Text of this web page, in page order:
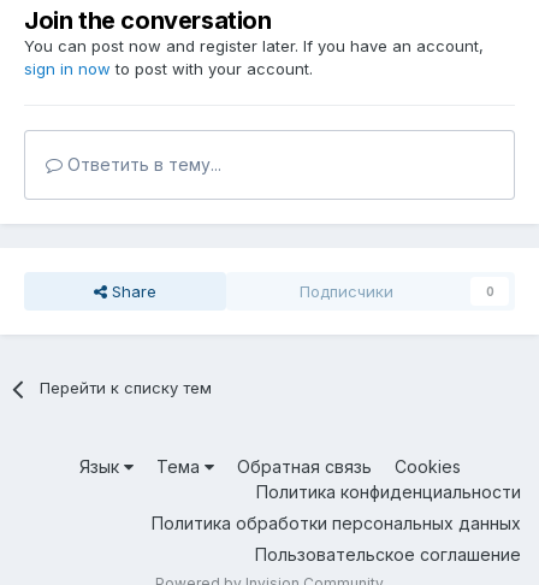
Join the conversation
You can post now and register later. If you have an account,
sign in now to post with your account.
Ответить в тему...
Share Подписчики 0
Перейти к списку тем
Язык Тема Обратная связь
Cookies
Политика конфиденциальности
Политика обработки персональных данных
Пользовательское соглашение